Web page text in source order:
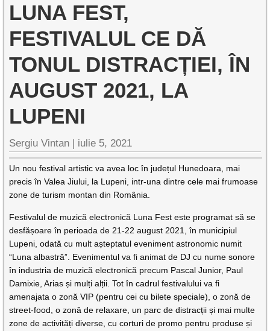
LUNA FEST,
FESTIVALUL CE DĂ
TONUL DISTRACȚIEI, ÎN
AUGUST 2021, LA
LUPENI
Sergiu Vintan | iulie 5, 2021
Un nou festival artistic va avea loc în județul Hunedoara, mai
precis în Valea Jiului, la Lupeni, intr-una dintre cele mai frumoase
zone de turism montan din România.
Festivalul de muzică electronică Luna Fest este programat să se
desfășoare în perioada de 21-22 august 2021, în municipiul
Lupeni, odată cu mult așteptatul eveniment astronomic numit
“Luna albastră”. Evenimentul va fi animat de DJ cu nume sonore
în industria de muzică electronică precum Pascal Junior, Paul
Damixie, Arias și mulți alții. Tot în cadrul festivalului va fi
amenajata o zonă VIP (pentru cei cu bilete speciale), o zonă de
street-food, o zonă de relaxare, un parc de distracții și mai multe
zone de activități diverse, cu corturi de promo pentru produse și